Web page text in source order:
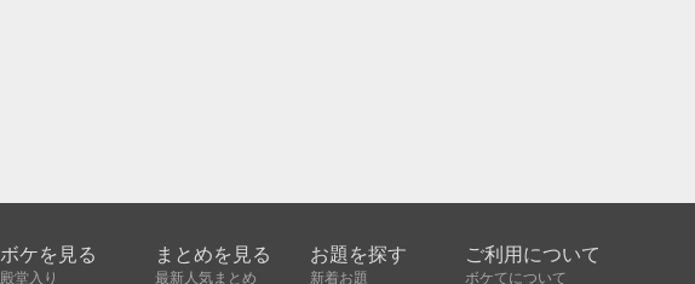
ボケを見る
殿堂入り
まとめを見る
最新人気まとめ
お題を探す
新着お題
ご利用について
ボケてについて